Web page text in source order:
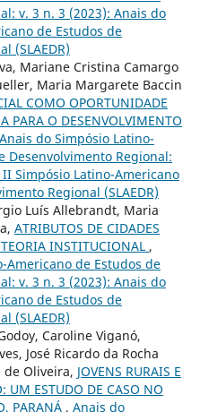
v. 3 n. 3 (2023): Anais do
de Estudos de
(SLAEDR)
Mariane Cristina Camargo
Maria Margarete Baccin
COMO OPORTUNIDADE
PARA O DESENVOLVIMENTO
Anais do Simpósio Latino-
Desenvolvimento Regional:
Simpósio Latino-Americano
Regional (SLAEDR)
Luís Allebrandt, Maria
ATRIBUTOS DE CIDADES
INSTITUCIONAL ,
Americano de Estudos de
v. 3 n. 3 (2023): Anais do
de Estudos de
(SLAEDR)
Caroline Viganó,
José Ricardo da Rocha
de Oliveira, JOVENS RURAIS E
UM ESTUDO DE CASO NO
PARANÁ , Anais do